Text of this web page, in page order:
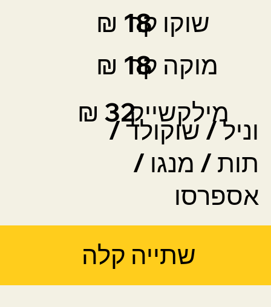
שוקו קר
18 ₪
מוקה קר
18 ₪
מילקשייק32 ₪
וניל / שוקולד /
תות / מנגו /
אספרסו
שתייה קלה